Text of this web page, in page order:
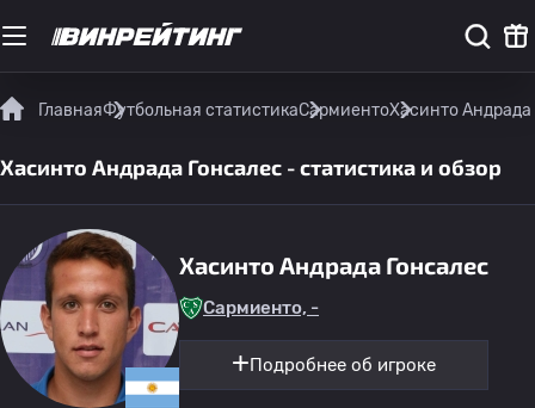
ГлавнаяФутбольная статистикаСармиентоХасинто Андрада
Хасинто Андрада Гонсалес - статистика и обзор
Хасинто Андрада Гонсалес
Сармиенто, -
Подробнее об игроке